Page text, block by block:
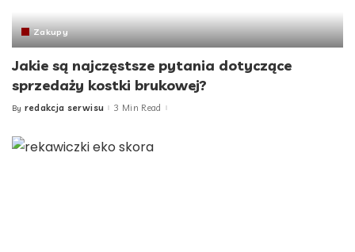
Zakupy
Jakie są najczęstsze pytania dotyczące
sprzedaży kostki brukowej?
Posted
By redakcja serwisu 3 Min Read